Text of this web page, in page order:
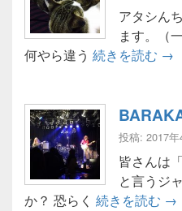
アタシん
ます。（
何やら違う 続きを読む 動
→
投稿: 2017年
皆さんは
と言うジ
か？ 恐らく 続きを読む →